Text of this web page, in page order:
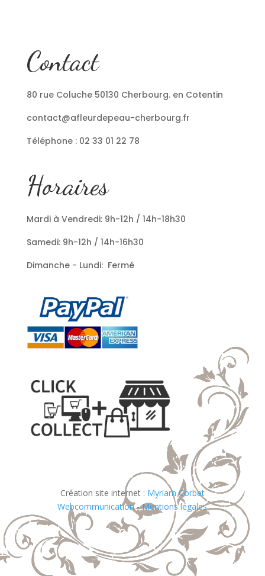
Contact
80 rue Coluche 50130 Cherbourg. en Cotentin
contact@afleurdepeau-cherbourg.fr
Téléphone : 02 33 01 22 78
Horaires
Mardi à Vendredi: 9h-12h / 14h-18h30
Samedi: 9h-12h / 14h-16h30
Dimanche - Lundi: Fermé
Création site internet : Myriam Corbet
Webcommunication-Mentions légales